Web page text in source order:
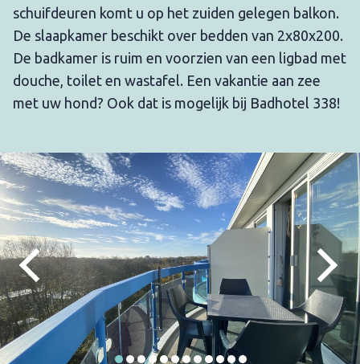
schuifdeuren komt u op het zuiden gelegen balkon.
De slaapkamer beschikt over bedden van 2x80x200.
De badkamer is ruim en voorzien van een ligbad met
douche, toilet en wastafel. Een vakantie aan zee
met uw hond? Ook dat is mogelijk bij Badhotel 338!